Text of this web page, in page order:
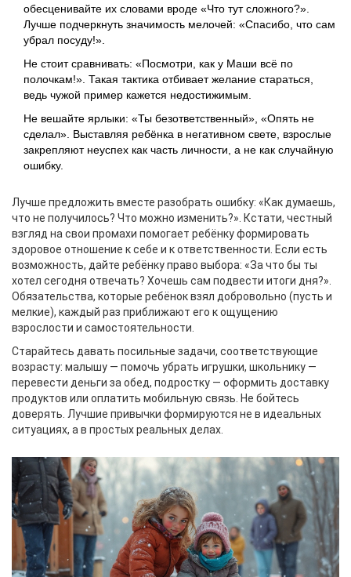
обесценивайте их словами вроде «Что тут сложного?».
Лучше подчеркнуть значимость мелочей: «Спасибо, что сам
убрал посуду!».
Не стоит сравнивать: «Посмотри, как у Маши всё по
полочкам!». Такая тактика отбивает желание стараться,
ведь чужой пример кажется недостижимым.
Не вешайте ярлыки: «Ты безответственный», «Опять не
сделал». Выставляя ребёнка в негативном свете, взрослые
закрепляют неуспех как часть личности, а не как случайную
ошибку.
Лучше предложить вместе разобрать ошибку: «Как думаешь,
что не получилось? Что можно изменить?». Кстати, честный
взгляд на свои промахи помогает ребёнку формировать
здоровое отношение к себе и к ответственности. Если есть
возможность, дайте ребёнку право выбора: «За что бы ты
хотел сегодня отвечать? Хочешь сам подвести итоги дня?».
Обязательства, которые ребёнок взял добровольно (пусть и
мелкие), каждый раз приближают его к ощущению
взрослости и самостоятельности.
Старайтесь давать посильные задачи, соответствующие
возрасту: малышу — помочь убрать игрушки, школьнику —
перевести деньги за обед, подростку — оформить доставку
продуктов или оплатить мобильную связь. Не бойтесь
доверять. Лучшие привычки формируются не в идеальных
ситуациях, а в простых реальных делах.